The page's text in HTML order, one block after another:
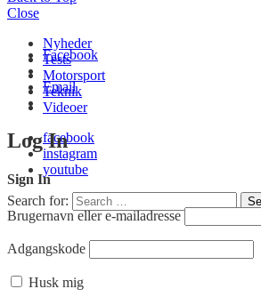
Close
Nyheder
Tests
Motorsport
Teknik
Videoer
facebook
instagram
youtube
Search for:
Facebook
Email
Log In
Sign In
Brugernavn eller e-mailadresse
Adgangskode
Husk mig